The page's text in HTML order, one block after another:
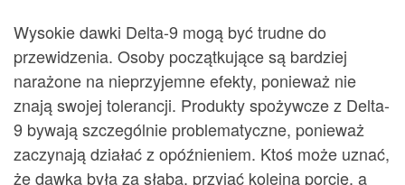
Wysokie dawki Delta-9 mogą być trudne do
przewidzenia. Osoby początkujące są bardziej
narażone na nieprzyjemne efekty, ponieważ nie
znają swojej tolerancji. Produkty spożywcze z Delta-
9 bywają szczególnie problematyczne, ponieważ
zaczynają działać z opóźnieniem. Ktoś może uznać,
że dawka była za słaba, przyjąć kolejną porcję, a